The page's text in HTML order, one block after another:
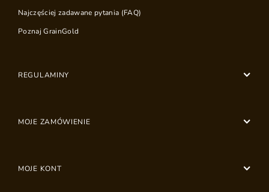
Najczęściej zadawane pytania (FAQ)
Poznaj GrainGold
REGULAMINY
MOJE ZAMÓWIENIE
MOJE KONT